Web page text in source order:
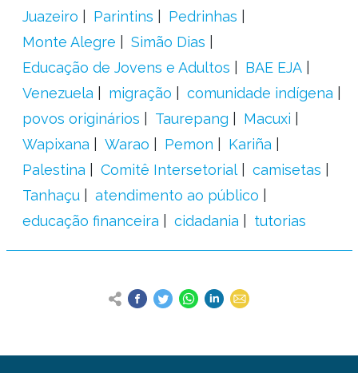
Juazeiro
Parintins
Pedrinhas
Monte Alegre
Simão Dias
Educação de Jovens e Adultos
BAE EJA
Venezuela
migração
comunidade indígena
povos originários
Taurepang
Macuxi
Wapixana
Warao Pemon
Kariña
Palestina
Comitê Intersetorial
camisetas
Tanhaçu
atendimento ao público
educação financeira
cidadania tutorias